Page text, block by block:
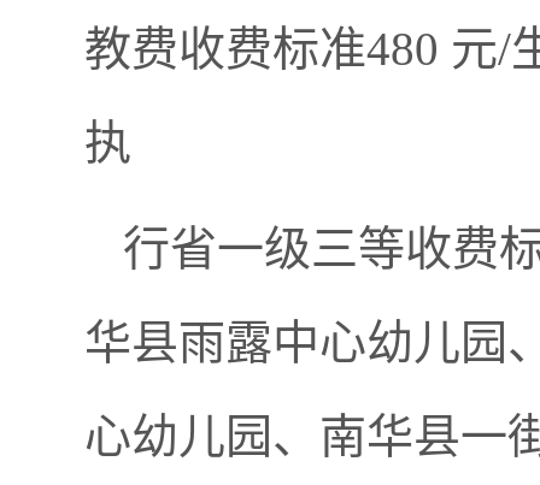
教费收费标准480 元/
执
行省一级三等收费
华县雨露中心幼儿园
心幼儿园、南华县一